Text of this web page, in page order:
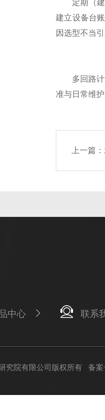
定期（建议
建立设备台
因选型不当
多回路计量
准与日常维
上一篇：
中心 联系
究院有限公司版权所有 备案